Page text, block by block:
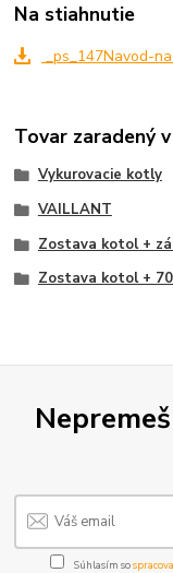
Na stiahnutie
_ps_147Navod-
Tovar zaradený
Vykurovacie kotly
VAILLANT
Zostava kotol +
Zostava kotol +
Súhlasím so